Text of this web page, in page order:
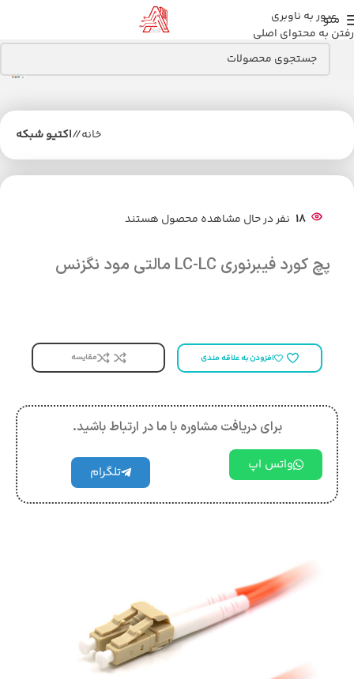
عبور به ناوبری
رفتن به محتوای اصلی
منو
خانه/ اکتیو شبکه
18 نفر در حال مشاهده محصول هستند
پچ کورد فیبرنوری LC-LC مالتی مود نگزنس
افزودن به علاقه مندی مقایسه
برای دریافت مشاوره با ما در ارتباط باشید.
واتس اپ تلگرام